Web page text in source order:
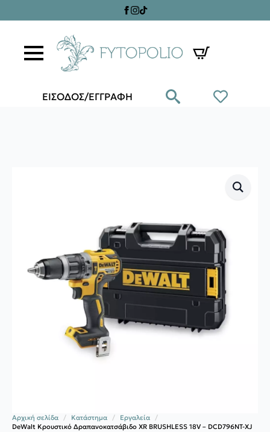
ΕΙΣΟΔΟΣ/ΕΓΓΡΑΦΗ
Αρχική σελίδα Κατάστημα
Εργαλεία
DeWalt Kρουστικό Δραπανοκατσάβιδο XR BRUSHLESS 18V – DCD796NT-XJ